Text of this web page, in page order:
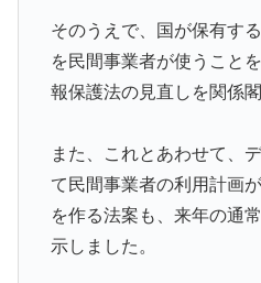
▶
海外「日本なんて行くんじ
てしまったディズニー信者
事態に
火山の兆し＝韓国の反応
アメリカ「お前らの国でし
る？」日本「納豆」
▶ 大地震が起きても手術をや
そのうえで、国が保有す
を民間事業者が使うこと
報保護法の見直しを関係
また、これとあわせて、
て民間事業者の利用計画
を作る法案も、来年の通
示しました。